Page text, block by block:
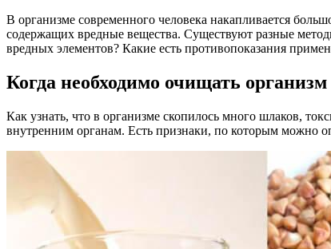
В организме современного человека накапливается
содержащих вредные вещества. Существуют разные
вредных элементов? Какие есть противопоказания
Когда необходимо очищать организм
Как узнать, что в организме скопилось много шлаков,
внутренним органам. Есть признаки, по которым можно